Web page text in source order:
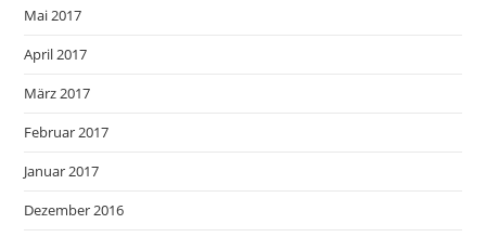
Mai 2017
April 2017
März 2017
Februar 2017
Januar 2017
Dezember 2016